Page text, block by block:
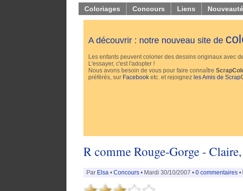
Coloriages Concours Liens
A découvrir : notre nouveau site de
Les enfants peuvent colorier des dessins originaux avec
L'essayer, c'est l'adopter !
Nous avons besoin de vous pour faire connaître
préférés, sur Facebook etc. et rejoignez les Amis de
R comme Rouge-Gorge -
Par Elsa • Concours • Mardi 30/10/2007 • 0 commentaires •